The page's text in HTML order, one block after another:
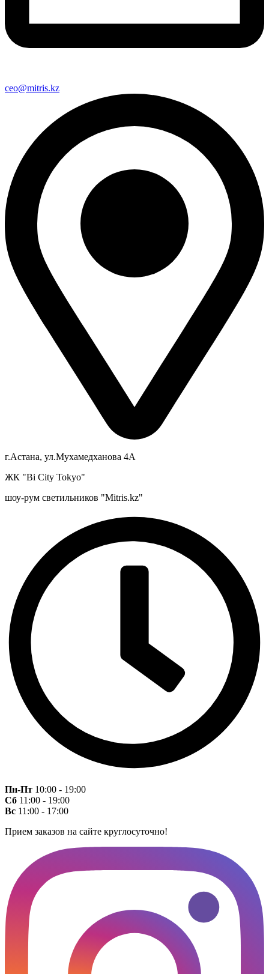
ceo@mitris.kz
г.Астана, ул.Мухамедханова 4А
ЖК "Bi City Tokyo"
шоу-рум светильников "Mitris.kz"
Пн-Пт 10:00 - 19:00
Сб 11:00 - 19:00
Вс 11:00 - 17:00
Прием заказов на сайте круглосуточно!